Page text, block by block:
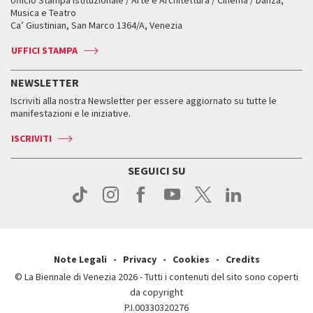
Servizi al pubblico
Come raggiungerci
Press
Orari e sedi
Accrediti
Come raggiungerci
Orari e sedi
Biglietti
Accrediti
Come raggiungerci
Contatti
Press
Servizi al pubblico
Come raggiungerci
Press
Leone d’oro alla carriera
Leone d’argento
Edizioni passate
Orari e sedi
Biglietti
Servizi al pubblico
Come raggiungerci
Contatti
Biennale College ASAC
ASAC DATI
Storia
Orari e sedi
Musica e Teatro
Ca’ Giustinian, San Marco 1364/A, Venezia
UFFICI STAMPA
NEWSLETTER
Iscriviti alla nostra Newsletter per essere aggiornato su tutte le
manifestazioni e le iniziative.
ISCRIVITI
SEGUICI SU
Note Legali Privacy Cookies
Credits
© La Biennale di Venezia 2026 - Tutti i contenuti del sito sono coperti
da copyright
P.I.00330320276